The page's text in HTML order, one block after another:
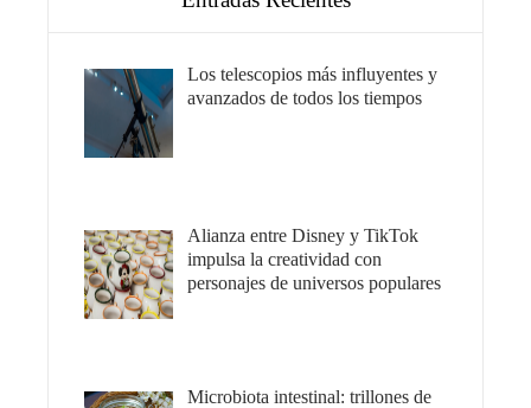
Los telescopios más influyentes y
avanzados de todos los tiempos
Alianza entre Disney y TikTok
impulsa la creatividad con
personajes de universos populares
Microbiota intestinal: trillones de